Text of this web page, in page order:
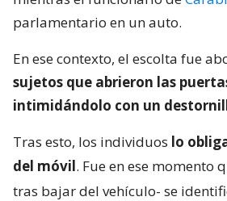
parlamentario en un auto.
En ese contexto, el escolta fue
sujetos que abrieron las
intimidándolo con un
Tras esto, los individuos lo
del móvil. Fue en ese momento
tras bajar del vehículo- se